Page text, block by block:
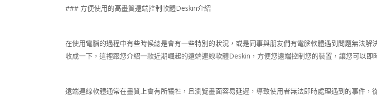
### 方便使用的高畫質遠端控制軟體Deskin介紹
在使用電腦的過程中有些時候總是會有一些特別的狀況，或是同事與朋友們有電腦軟體遇到問題無法
收成一下，這裡跟您介紹一款近期崛起的遠端連線軟體Deskin，方便您遠端控制您的裝置，讓您可以即
遠端連線軟體通常在畫質上會有所犧牲，且瀏覽畫面容易延遲，導致使用者無法即時處理遇到的事件